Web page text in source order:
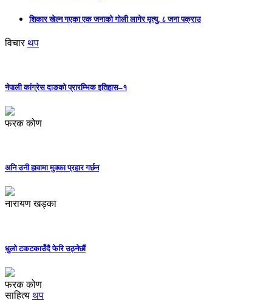
शिकार खेल्न गएका एक जनाको गोली लागेर मृत्यु, ८ जना पक्राउ
विचार थप
नेपाली कांग्रेस दाङको प्रारम्भिक इतिहास–१
फरक कोण
अनि उनी हावामा मुक्का प्रहार गर्छन
नारायण खड्का
धुलो टकटकाउँदै फेरि उठ्नेछौं
फरक कोण
साहित्य थप